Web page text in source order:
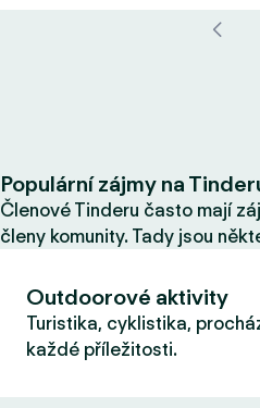
Populární zájmy na
Členové Tinderu často mají
členy komunity. Tady jsou
Outdoorové aktivity
Turistika, cyklistika,
každé příležitosti.